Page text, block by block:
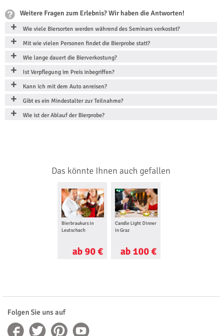
Weitere Fragen zum Erlebnis? Wir haben die Antworten!
Wie viele Biersorten werden während des Seminars verkostet?
Mit wie vielen Personen findet die Bierprobe statt?
Wie lange dauert die Bierverkostung?
Ist Verpflegung im Preis inbegriffen?
Kann ich mit dem Auto anreisen?
Gibt es ein Mindestalter zur Teilnahme?
Wie ist der Ablauf der Bierprobe?
Das könnte Ihnen auch gefallen
Bierbraukurs in
Leutschach
ab 90 €
Candle Light Dinner
in Graz
ab 100 €
Folgen Sie uns auf